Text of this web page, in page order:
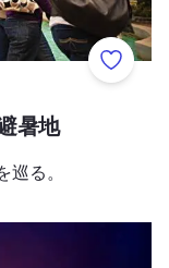
お気に
暑地
巡る。